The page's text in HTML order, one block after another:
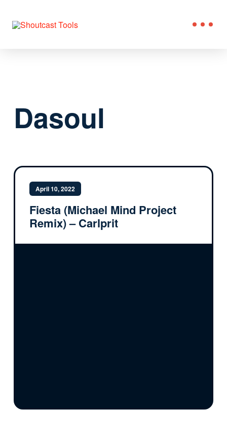
Dasoul
April 10, 2022
Fiesta (Michael Mind Project
Remix) – Carlprit